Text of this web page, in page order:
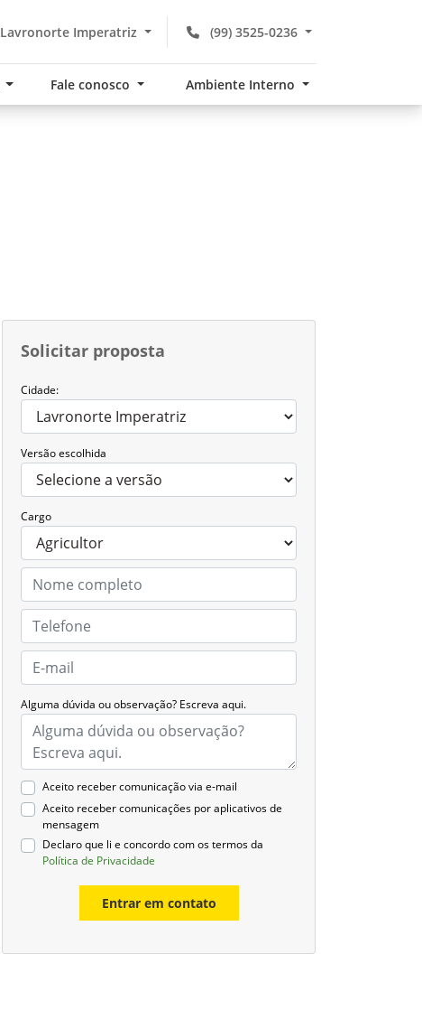
(99) 3525-0236
Lavronorte Imperatriz
Fale conosco Ambiente Interno
Solicitar proposta
Cidade:
Versão escolhida
Cargo
Alguma dúvida ou observação? Escreva aqui.
Aceito receber comunicação via e-mail
Aceito receber comunicações por aplicativos de
mensagem
Declaro que li e concordo com os termos da
Política de Privacidade
Entrar em contato